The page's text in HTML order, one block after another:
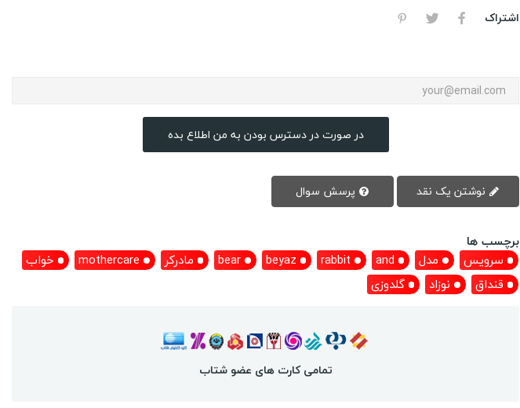
اشتراک
در صورت در دسترس بودن به من اطلاع بده
برچسب ها
سرویس
مدل and
rabbit
beyaz
bear مادرکر mothercare
خواب
قنداق
نوزاد گلدوزی
تمامی کارت های عضو شتاب